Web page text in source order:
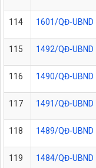
114 1601/QĐ-UBND
115 1492/QĐ-UBND
116 1490/QĐ-UBND
117 1491/QĐ-UBND
118 1489/QĐ-UBND
119 1484/QĐ-UBND